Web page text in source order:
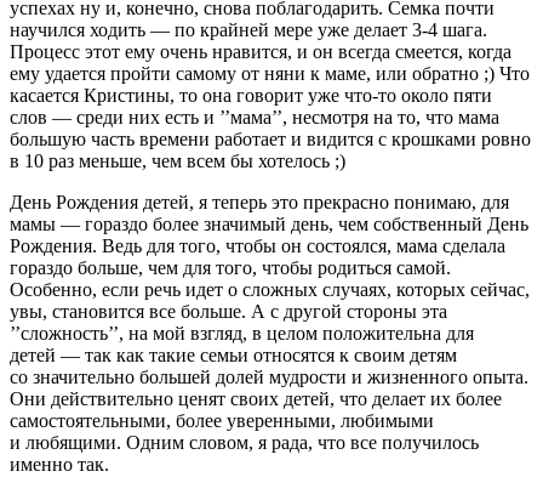
успехах ну и, конечно, снова поблагодарить. Семка почти
научился ходить — по крайней мере уже делает 3-4 шага.
Процесс этот ему очень нравится, и он всегда смеется, когда
ему удается пройти самому от няни к маме, или обратно ;) Что
касается Кристины, то она говорит уже что-то около пяти
слов — среди них есть и ’’мама’’, несмотря на то, что мама
большую часть времени работает и видится с крошками ровно
в 10 раз меньше, чем всем бы хотелось ;)
День Рождения детей, я теперь это прекрасно понимаю, для
мамы — гораздо более значимый день, чем собственный День
Рождения. Ведь для того, чтобы он состоялся, мама сделала
гораздо больше, чем для того, чтобы родиться самой.
Особенно, если речь идет о сложных случаях, которых сейчас,
увы, становится все больше. А с другой стороны эта
’’сложность’’, на мой взгляд, в целом положительна для
детей — так как такие семьи относятся к своим детям
со значительно большей долей мудрости и жизненного опыта.
Они действительно ценят своих детей, что делает их более
самостоятельными, более уверенными, любимыми
и любящими. Одним словом, я рада, что все получилось
именно так.